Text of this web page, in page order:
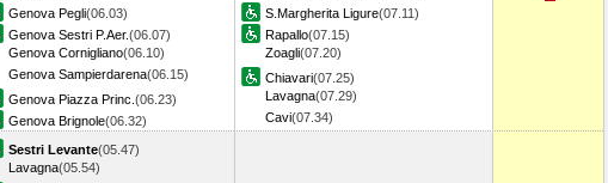
Genova Pegli(06.03)
Genova Sestri P.Aer.(06.07)
Genova Cornigliano(06.10)
Genova Sampierdarena(06.15)
Genova Piazza Princ. (06.23)
Genova Brignole(06.32)
S.Margherita Ligure(07.11)
Rapallo(07.15)
Zoagli(07.20)
Chiavari(07.25)
Lavagna(07.29)
Cavi(07.34)
Sestri Levante(05.47)
Lavagna(05.54)